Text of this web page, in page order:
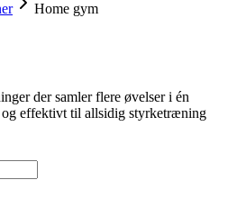
Home gym
der samler flere øvelser i én
og effektivt til allsidig styrketræning